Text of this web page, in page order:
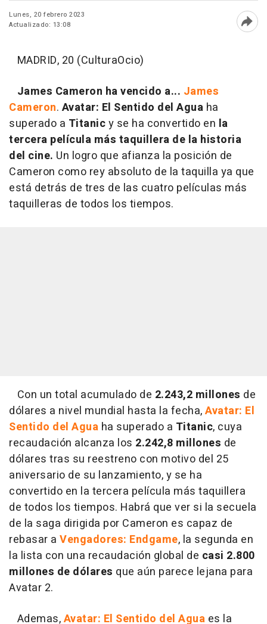
Lunes, 20 febrero 2023
Actualizado: 13:08
MADRID, 20 (CulturaOcio)
James Cameron ha vencido a... James
Cameron. Avatar: El Sentido del Agua ha
superado a Titanicy se ha convertido en la
tercera película más taquillera de la historia
del cine. Un logro que afianza la posición de
Cameron como rey absoluto de la taquilla ya que
está detrás de tres de las cuatro películas más
taquilleras de todos los tiempos.
Con un total acumulado de 2.243,2 millones de
dólares a nivel mundial hasta la fecha,Avatar: El
Sentido del Agua ha superado a Titanic, cuya
recaudación alcanza los 2.242,8 millones de
dólares tras su reestreno con motivo del 25
aniversario de su lanzamiento, y se ha
convertido en la tercera película más taquillera
de todos los tiempos. Habrá que ver si la secuela
de la saga dirigida por Cameron es capaz de
rebasar a Vengadores: Endgame, la segunda en
la lista con una recaudación global de casi 2.800
millones de dólares que aún parece lejana para
Avatar 2.
Ademas,Avatar: El Sentido del Agua es la